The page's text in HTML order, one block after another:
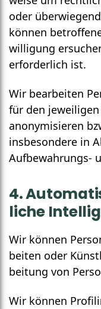
oder
können
willigung
erforder­lich ist.
Wir bearbeiten
für den
anonymisieren
insbesondere in
Aufbewahrungs-
4.
liche
Wir können
beiten oder
beitung von
Wir können